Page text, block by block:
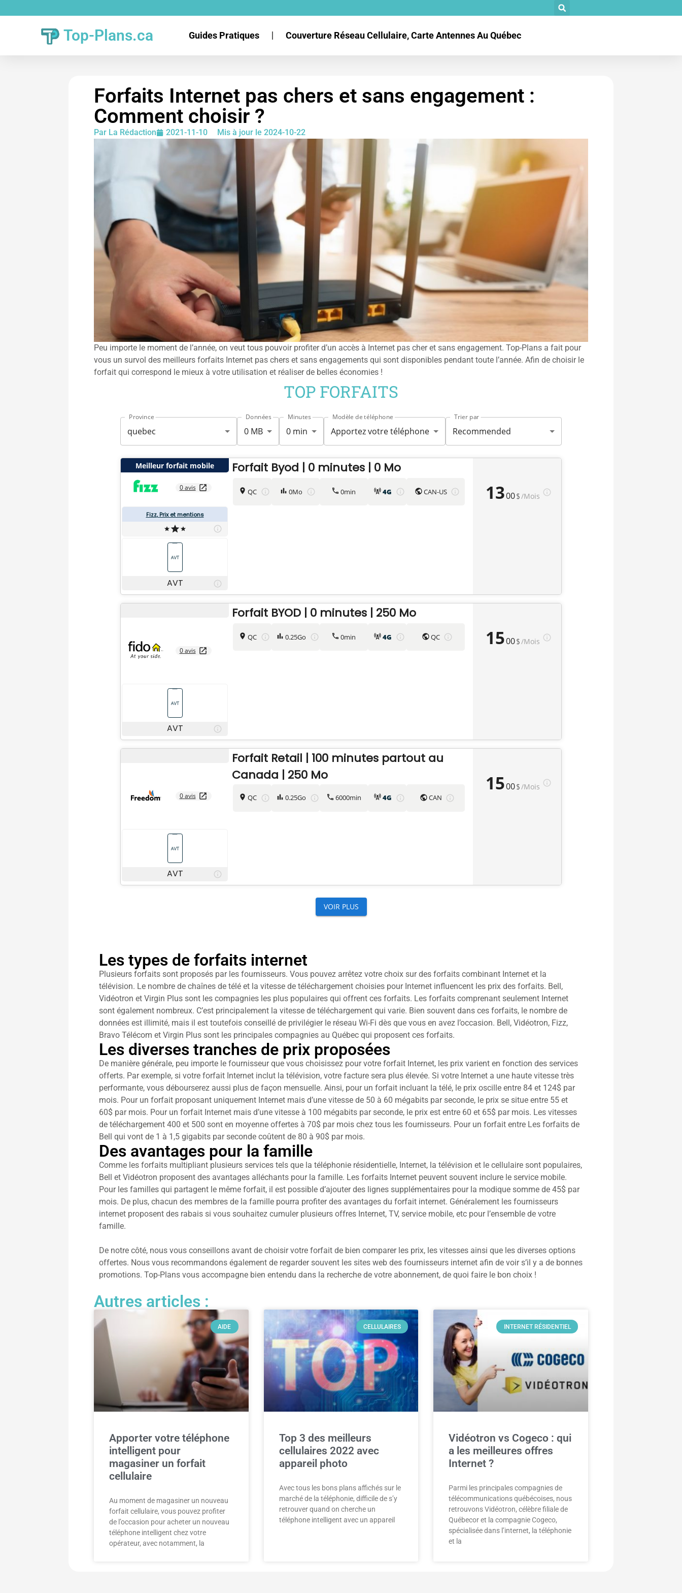
Top-Plans.ca Guides Pratiques Couverture Réseau Cellulaire, Carte Antennes Au Québec
Forfaits Internet pas chers et sans engagement :
Comment choisir ?
Par La Rédaction 2021-11-10 Mis à jour le 2024-10-22
Peu importe le moment de l’année, on veut tous pouvoir profiter d’un accès à Internet pas cher et sans engagement. Top-Plans a fait pour
vous un survol des meilleurs forfaits Internet pas chers et sans engagements qui sont disponibles pendant toute l’année. Afin de choisir le
forfait qui correspond le mieux à votre utilisation et réaliser de belles économies !
TOP FORFAITS
Les types de forfaits internet
Plusieurs forfaits sont proposés par les fournisseurs. Vous pouvez arrêtez votre choix sur des forfaits combinant Internet et la
télévision. Le nombre de chaînes de télé et la vitesse de téléchargement choisies pour Internet influencent les prix des forfaits. Bell,
Vidéotron et Virgin Plus sont les compagnies les plus populaires qui offrent ces forfaits. Les forfaits comprenant seulement Internet
sont également nombreux. C’est principalement la vitesse de téléchargement qui varie. Bien souvent dans ces forfaits, le nombre de
données est illimité, mais il est toutefois conseillé de privilégier le réseau Wi-Fi dès que vous en avez l’occasion. Bell, Vidéotron, Fizz,
Bravo Télécom et Virgin Plus sont les principales compagnies au Québec qui proposent ces forfaits.
Les diverses tranches de prix proposées
De manière générale, peu importe le fournisseur que vous choisissez pour votre forfait Internet, les prix varient en fonction des services
offerts. Par exemple, si votre forfait Internet inclut la télévision, votre facture sera plus élevée. Si votre Internet a une haute vitesse très
performante, vous débourserez aussi plus de façon mensuelle. Ainsi, pour un forfait incluant la télé, le prix oscille entre 84 et 124$ par
mois. Pour un forfait proposant uniquement Internet mais d’une vitesse de 50 à 60 mégabits par seconde, le prix se situe entre 55 et
60$ par mois. Pour un forfait Internet mais d’une vitesse à 100 mégabits par seconde, le prix est entre 60 et 65$ par mois. Les vitesses
de téléchargement 400 et 500 sont en moyenne offertes à 70$ par mois chez tous les fournisseurs. Pour un forfait entre Les forfaits de
Bell qui vont de 1 à 1,5 gigabits par seconde coûtent de 80 à 90$ par mois.
Des avantages pour la famille
Comme les forfaits multipliant plusieurs services tels que la téléphonie résidentielle, Internet, la télévision et le cellulaire sont populaires,
Bell et Vidéotron proposent des avantages alléchants pour la famille. Les forfaits Internet peuvent souvent inclure le service mobile.
Pour les familles qui partagent le même forfait, il est possible d’ajouter des lignes supplémentaires pour la modique somme de 45$ par
mois. De plus, chacun des membres de la famille pourra profiter des avantages du forfait internet. Généralement les fournisseurs
internet proposent des rabais si vous souhaitez cumuler plusieurs offres Internet, TV, service mobile, etc pour l’ensemble de votre
famille.
De notre côté, nous vous conseillons avant de choisir votre forfait de bien comparer les prix, les vitesses ainsi que les diverses options
offertes. Nous vous recommandons également de regarder souvent les sites web des fournisseurs internet afin de voir s’il y a de bonnes
promotions. Top-Plans vous accompagne bien entendu dans la recherche de votre abonnement, de quoi faire le bon choix !
Autres articles :
AIDE
Apporter votre téléphone
intelligent pour
magasiner un forfait
cellulaire
Au moment de magasiner un nouveau
forfait cellulaire, vous pouvez profiter
de l’occasion pour acheter un nouveau
téléphone intelligent chez votre
opérateur, avec notamment, la
CELLULAIRES
Top 3 des meilleurs
cellulaires 2022 avec
appareil photo
Avec tous les bons plans affichés sur le
marché de la téléphonie, difficile de s’y
retrouver quand on cherche un
téléphone intelligent avec un appareil
INTERNET RÉSIDENTIEL
Vidéotron vs Cogeco : qui
a les meilleures offres
Internet ?
Parmi les principales compagnies de
télécommunications québécoises, nous
retrouvons Vidéotron, célèbre filiale de
Québecor et la compagnie Cogeco,
spécialisée dans l’internet, la téléphonie
et la